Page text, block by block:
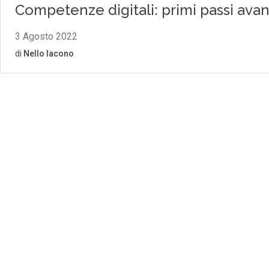
Competenze digitali: primi passi
3 Agosto 2022
di Nello Iacono